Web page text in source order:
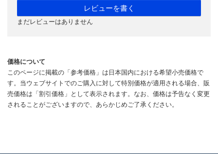
レビューを書く
まだレビューはありません
価格について
このページに掲載の「参考価格」は日本国内における希望小売価格で
す。当ウェブサイトでのご購入に対して特別価格が適用される場合、販
売価格は「割引価格」として表示されます。なお、価格は予告なく変更
されることがございますので、あらかじめご了承ください。